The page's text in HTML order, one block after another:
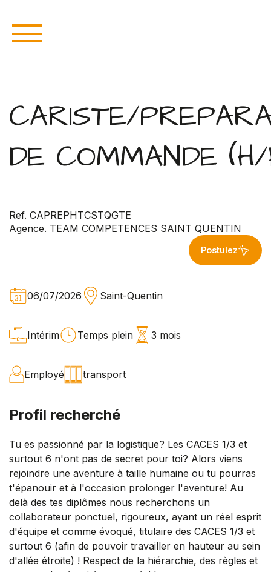
CARISTE/
DE COMMANDE
Ref. CAPREPHTCSTQGTE
Agence. TEAM COMPETENCES SAINT QUENTIN
Postulez
06/07/2026 Saint-Quentin
Intérim Temps plein 3 mois
Employé transport
Profil recherché
Tu es passionné par la logistique? Les CACES 1/3 et
surtout 6 n'ont pas de secret pour toi? Alors viens
rejoindre une aventure à taille humaine ou tu pourras
t'épanouir et à l'occasion prolonger l'aventure! Au
delà des tes diplômes nous recherchons un
collaborateur ponctuel, rigoureux, ayant un réel esprit
d'équipe et comme évoqué, titulaire des CACES 1/3 et
surtout 6 (afin de pouvoir travailler en hauteur au sein
d'allée étroite) ! Respect de la hiérarchie, des règles et